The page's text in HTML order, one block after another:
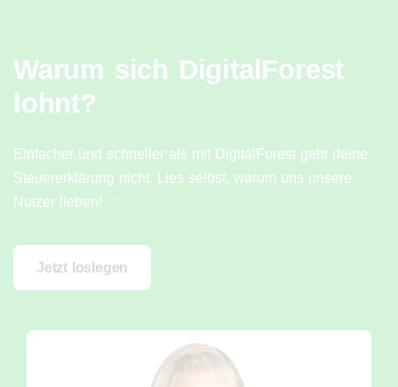
Warum sich DigitalForest
lohnt?
Einfacher und schneller als mit DigitalForest geht deine
Steuererklärung nicht. Lies selbst, warum uns unsere
Nutzer lieben! ♡
Jetzt loslegen